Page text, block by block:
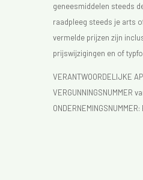
geneesmiddelen steeds
raadpleeg steeds je arts
vermelde prijzen zijn
prijswijzigingen en of
VERANTWOORDELIJKE
VERGUNNINGSNUMMER
ONDERNEMINGSNUMMER: